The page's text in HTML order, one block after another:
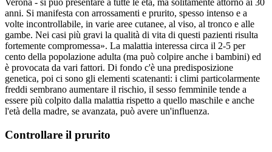
Verona - si può presentare a tutte le età, ma solitamente attorno ai 30
anni. Si manifesta con arrossamenti e prurito, spesso intenso e a
volte incontrollabile, in varie aree cutanee, al viso, al tronco e alle
gambe. Nei casi più gravi la qualità di vita di questi pazienti risulta
fortemente compromessa». La malattia interessa circa il 2-5 per
cento della popolazione adulta (ma può colpire anche i bambini) ed
è provocata da vari fattori. Di fondo c'è una predisposizione
genetica, poi ci sono gli elementi scatenanti: i climi particolarmente
freddi sembrano aumentare il rischio, il sesso femminile tende a
essere più colpito dalla malattia rispetto a quello maschile e anche
l'età della madre, se avanzata, può avere un'influenza.
Controllare il prurito